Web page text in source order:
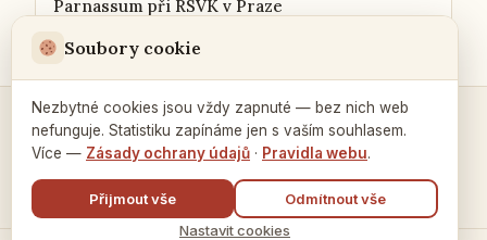
Parnassum při RSVK v Praze
Kontakty a spojení →
Soubory cookie
Nezbytné cookies jsou vždy zapnuté — bez nich web
nefunguje. Statistiku zapínáme jen s vaším souhlasem.
Více — Zásady ochrany údajů · Pravidla webu.
Přijmout vše
Odmítnout vše
Nastavit cookies